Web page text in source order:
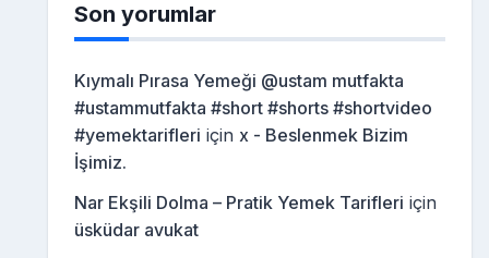
Son yorumlar
Kıymalı Pırasa Yemeği @ustam mutfakta
#ustammutfakta #short #shorts #shortvideo
#yemektarifleri için x - Beslenmek Bizim
İşimiz.
Nar Ekşili Dolma – Pratik Yemek Tarifleri için
üsküdar avukat